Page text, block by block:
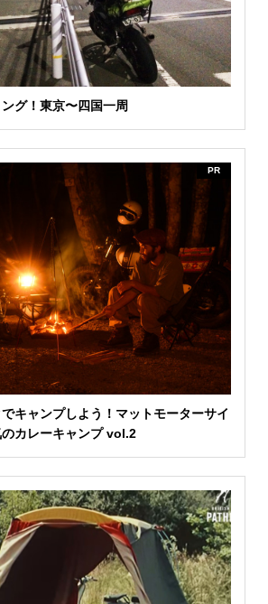
グ！東京〜四国一周
PR
キャンプしよう！マットモーターサイ
カレーキャンプ vol.2